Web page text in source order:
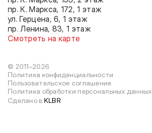
© 2011–2026
Политика конфиденциальности
Пользовательское соглашение
Политика обработки персональных данных
Сделано в KLBR
пр. К. Маркса, 172, 1 этаж
ул. Герцена, 6, 1 этаж
пр. Ленина, 83, 1 этаж
Смотреть на карте